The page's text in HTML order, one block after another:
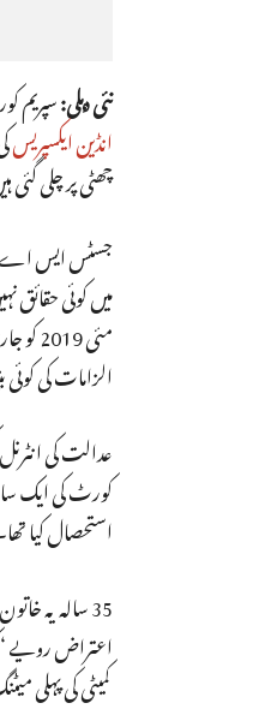
نئی دہلی:سپریم
انڈین ایکسپریس
چھٹی پر چلی
جسٹس ایس اے
میں کوئی
الزامات کی کوئی
عدالت کی
کورٹ کی ایک
استحصال کیا
35 سالہ یہ
کمیٹی کی پہلی